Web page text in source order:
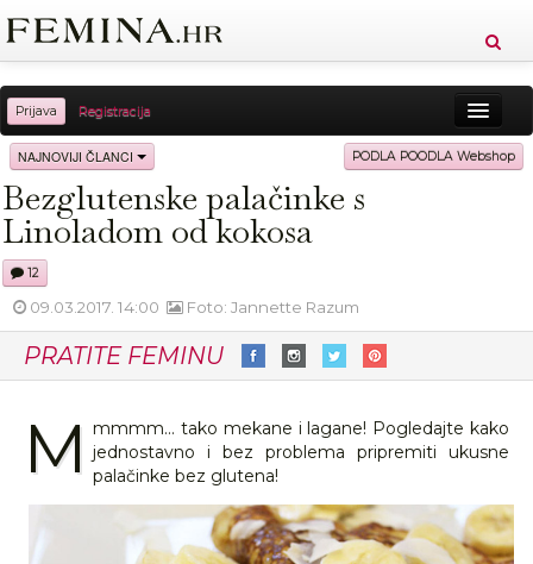
Prijava Registracija
Sreća Zdravlje Vitkost
Moda Ljubav Relax Putovanja
Proizvodi
NAJNOVIJI ČLANCI PODLA POODLA Webshop
Bezglutenske palačinke s
Linoladom od kokosa
12
09.03.2017. 14:00 Foto: Jannette Razum
PRATITE FEMINU
M mmmm... tako mekane i lagane! Pogledajte kako
jednostavno i bez problema pripremiti ukusne
palačinke bez glutena!